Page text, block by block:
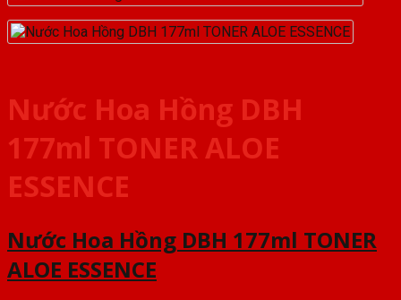
Nước Hoa Hồng DBH
177ml TONER ALOE
ESSENCE
Nước Hoa Hồng DBH 177ml TONER
ALOE ESSENCE